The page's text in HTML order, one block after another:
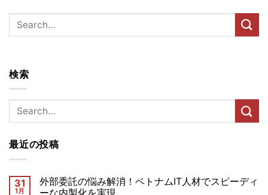
検索
最近の投稿
31
1月
外部委託の悩み解消！ベトナムIT人材でスピーディ
ーな内製化を実現